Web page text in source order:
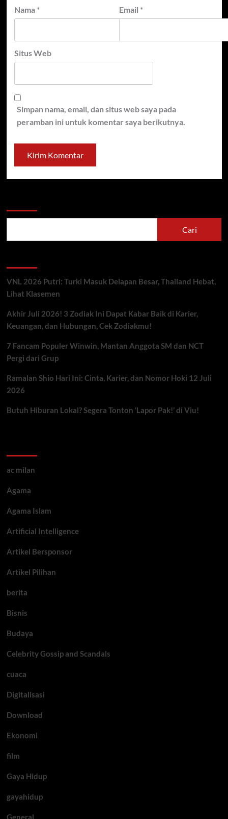
Nama * Email *
Situs Web
Simpan nama, email, dan situs web saya pada
peramban ini untuk komentar saya berikutnya.
Cari
VNL 2026 Putri: Turki Masuk Delapan Besar, Thailand Hebat,
Lihat Klasemen
Akhir Juli 2026! 3 Zodiak Ini Dapat Kabar Baik di Karier,
Keuangan, dan Hubungan, Cek Zodiakmu!
7 Fancam Populer Winwin, Mantan Anggota SM dan NCT
Pergi dari Grup
Ramalan Shio Hari Ini: Cinta, Karier, dan Nomor Hoki 12 Juli
2026
Butuh Hiburan Lokal? Segera Tonton ‘Lapor Pak!’ di Viu!
ac milan
Agama
Agama Islam
Artificial Intelligence
Artikel Bersponsor
Artikel Pilihan
berita
Bisnis
Budaya
Celebrity Gossip and Scandals
cuaca
Digitalisasi
Download
Ekonomi
film
Gaya Hidup
gayahidup
General